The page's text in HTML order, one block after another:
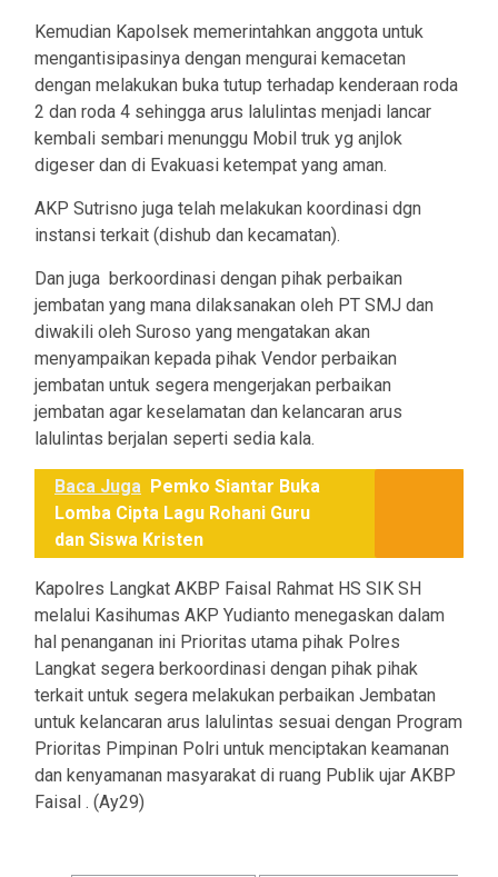
Kemudian Kapolsek memerintahkan anggota untuk
mengantisipasinya dengan mengurai kemacetan
dengan melakukan buka tutup terhadap kenderaan roda
2 dan roda 4 sehingga arus lalulintas menjadi lancar
kembali sembari menunggu Mobil truk yg anjlok
digeser dan di Evakuasi ketempat yang aman.
AKP Sutrisno juga telah melakukan koordinasi dgn
instansi terkait (dishub dan kecamatan).
Dan juga berkoordinasi dengan pihak perbaikan
jembatan yang mana dilaksanakan oleh PT SMJ dan
diwakili oleh Suroso yang mengatakan akan
menyampaikan kepada pihak Vendor perbaikan
jembatan untuk segera mengerjakan perbaikan
jembatan agar keselamatan dan kelancaran arus
lalulintas berjalan seperti sedia kala.
Baca Juga Pemko Siantar Buka
Lomba Cipta Lagu Rohani Guru
dan Siswa Kristen
Kapolres Langkat AKBP Faisal Rahmat HS SIK SH
melalui Kasihumas AKP Yudianto menegaskan dalam
hal penanganan ini Prioritas utama pihak Polres
Langkat segera berkoordinasi dengan pihak pihak
terkait untuk segera melakukan perbaikan Jembatan
untuk kelancaran arus lalulintas sesuai dengan Program
Prioritas Pimpinan Polri untuk menciptakan keamanan
dan kenyamanan masyarakat di ruang Publik ujar AKBP
Faisal . (Ay29)